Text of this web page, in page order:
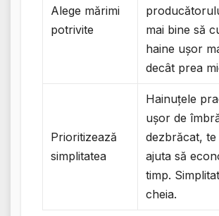
Alege mărimi
potrivite
mai bine să
haine ușor
decât prea
Prioritizează
simplitatea
Hainuțele
ușor de
dezbrăcat,
ajuta să
timp.
cheia.